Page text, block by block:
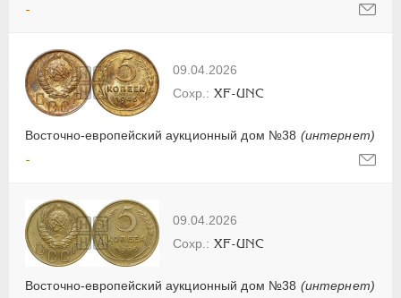
-
09.04.2026
Восточно-европейский аукционный дом №38 (интернет)
XF-UNC
-
09.04.2026
Восточно-европейский аукционный дом №38 (интернет)
XF-UNC